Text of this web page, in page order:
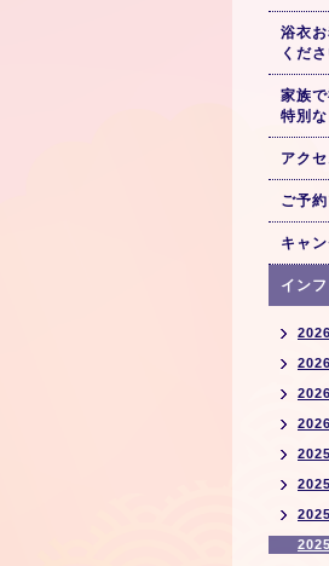
浴衣
くだ
家族
特別な
アクセ
ご予
キャ
イン